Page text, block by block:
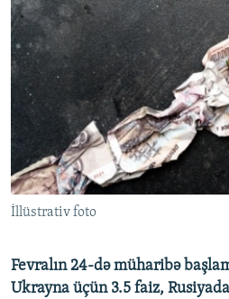
MULTIMEDIA
VIDEO
FOTOQALEREYA
İNFOQRAFIKA
KARIKATURA
RADIO ARXIV
AZƏRBAYCAN ƏDƏBIYYATI KITABXANASI
İSLAM VƏ DEMOKRATIYA
İZ - MƏDƏNIYYƏT PROQRAMI
HAQQIMIZDA
MISSIYAMIZ
PEŞƏ ETIKASI VƏ JURNALISTIKA
MATERIALLARIMIZDAN ISTIFADƏ
AZADLIQRADIOSU MOBIL
XƏBƏR BÜLLETENLƏRIMIZ
RFE/RL-in bütün saytları
İllüstrativ foto
Fevralın 24-də müharibə
Ukrayna üçün 3.5 faiz,